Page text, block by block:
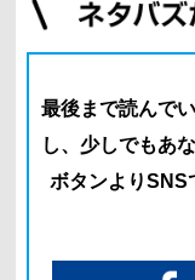
最後まで読んで
し、少しでもあ
ボタンよりSNS